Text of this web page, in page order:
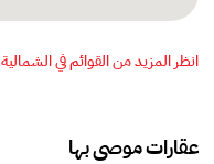
انظر المزيد من القوائم في الشمالية
عقارات موصى بها